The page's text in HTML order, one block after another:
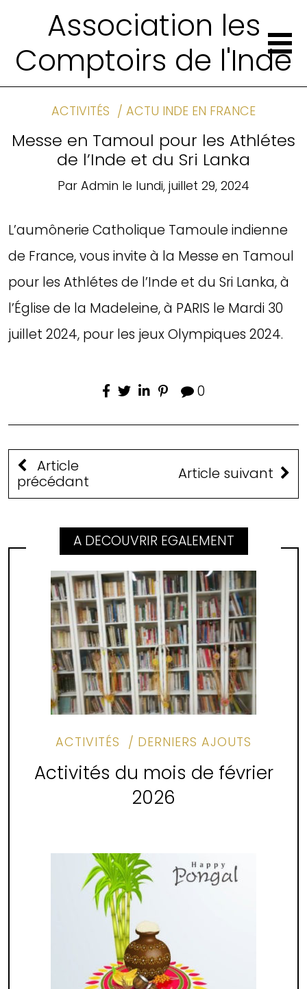
Association les
Comptoirs de l'Inde
ACTIVITÉS ACTU INDE EN FRANCE
Messe en Tamoul pour les Athlétes
de l’Inde et du Sri Lanka
Par Admin le lundi, juillet 29, 2024
L’aumônerie Catholique Tamoule indienne
de France, vous invite à la Messe en Tamoul
pour les Athlétes de l’Inde et du Sri Lanka, à
l’Église de la Madeleine, à PARIS le Mardi 30
juillet 2024, pour les jeux Olympiques 2024.
0
Article
précédant
Article suivant
A DECOUVRIR EGALEMENT
ACTIVITÉS DERNIERS AJOUTS
Activités du mois de février
2026